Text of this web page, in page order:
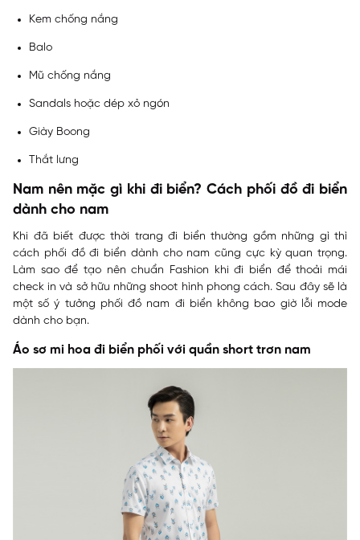
Kem chống nắng
Balo
Mũ chống nắng
Sandals hoặc dép xỏ ngón
Giày Boong
Thắt lưng
Nam nên mặc gì khi đi biển? Cách phối đồ đi biển
dành cho nam
Khi đã biết được thời trang đi biển thường gồm những gì thì
cách phối đồ đi biển dành cho nam cũng cực kỳ quan trọng.
Làm sao để tạo nên chuẩn Fashion khi đi biển để thoải mái
check in và sở hữu những shoot hình phong cách. Sau đây sẽ là
một số ý tưởng phối đồ nam đi biển không bao giờ lỗi mode
dành cho bạn.
Áo sơ mi hoa đi biển phối với quần short trơn nam